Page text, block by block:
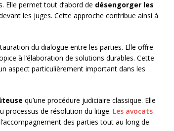
permet tout d’abord de désengorger les
les juges. Cette approche contribue ainsi à
du dialogue entre les parties. Elle offre
à l’élaboration de solutions durables. Cette
aspect particulièrement important dans les
qu’une procédure judiciaire classique. Elle
processus de résolution du litige. Les avocats
des parties tout au long de